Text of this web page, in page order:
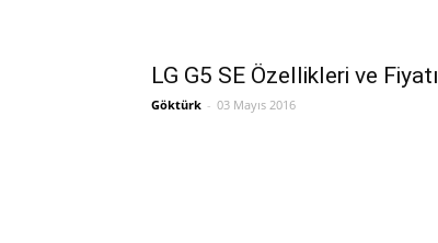
LG G5 SE Özellikleri ve Fiyatı
Göktürk - 03 Mayıs 2016